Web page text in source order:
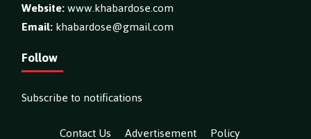
Website:www.khabardose.com
Email:khabardose@gmail.com
Follow
Subscribe to notifications
Contact Us
Advertisement Policy